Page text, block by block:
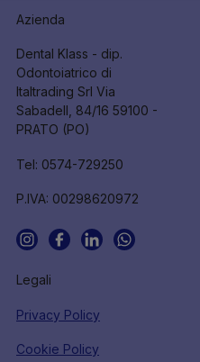
Azienda
Dental Klass - dip.
Odontoiatrico di
Italtrading Srl Via
Sabadell, 84/16 59100 -
PRATO (PO)
Tel: 0574-729250
P.IVA: 00298620972
Legali
Privacy Policy
Cookie Policy